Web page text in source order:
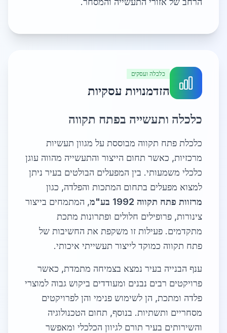
כלכלה ועסקים
הזדמנויות עסקיות
כלכלה ותעשייה בפתח תקווה
כלכלת פתח תקווה מבוססת על מגוון תעשיות
מרכזיות, כאשר תחום הייצור והתעשייה מהווה עוגן
כלכלי משמעותי. בין המפעלים הבולטים בעיר ניתן
למצוא מפעלים בתחום המתכות והפלדה, כגון
מרזוות פתח תקווה 1992 בע"מ
, המתמחים בייצור
צינורות, פרופילים חלולים ופתרונות מתכת
מתקדמים. פעילות זו משקפת את החשיבות של
פתח תקווה כמוקד לייצור תעשייתי איכותי.
ענף הבנייה בעיר נמצא בצמיחה מתמדת, כאשר
פרויקטים רבים נבנים ומעודדים ביקוש גבוה למוצרי
פלדה ומתכת, הן לשימוש פנימי והן לפרויקטים
מסחריים ותשתיות. בנוסף, תחום הטכנולוגיה
והשירותים בעיר תורם לגיוון הכלכלי ומאפשר